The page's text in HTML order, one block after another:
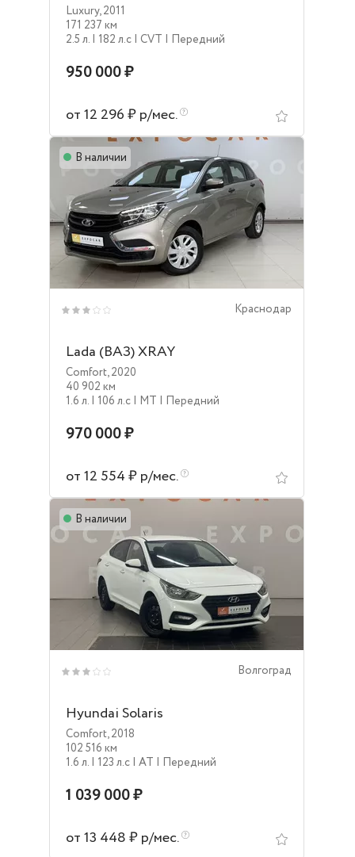
Luxury,2011
171 237 км
2.5 л. | 182 л.c | CVT | Передний
950 000 ₽
от 12 296 ₽ р/мес.
В наличии
Краснодар
Lada (ВАЗ) XRAY
Comfort,2020
40 902 км
1.6 л. | 106 л.c | MT | Передний
970 000 ₽
от 12 554 ₽ р/мес.
В наличии
Волгоград
Hyundai Solaris
Comfort,2018
102 516 км
1.6 л. | 123 л.c | AT | Передний
1 039 000 ₽
от 13 448 ₽ р/мес.